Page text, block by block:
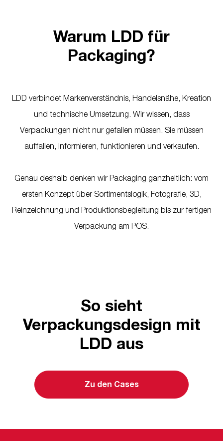
Warum LDD für
Packaging?
LDD verbindet Markenverständnis, Handelsnähe, Kreation
und technische Umsetzung. Wir wissen, dass
Verpackungen nicht nur gefallen müssen. Sie müssen
auffallen, informieren, funktionieren und verkaufen.
Genau deshalb denken wir Packaging ganzheitlich: vom
ersten Konzept über Sortimentslogik, Fotografie, 3D,
Reinzeichnung und Produktionsbegleitung bis zur fertigen
Verpackung am POS.
So sieht
Verpackungsdesign mit
LDD aus
Zu den Cases